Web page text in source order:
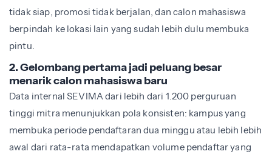
tidak siap, promosi tidak berjalan, dan calon mahasiswa
berpindah ke lokasi lain yang sudah lebih dulu membuka
pintu.
2. Gelombang pertama jadi peluang besar
menarik calon mahasiswa baru
Data internal SEVIMA dari lebih dari 1.200 perguruan
tinggi mitra menunjukkan pola konsisten: kampus yang
membuka periode pendaftaran dua minggu atau lebih lebih
awal dari rata-rata mendapatkan volume pendaftar yang